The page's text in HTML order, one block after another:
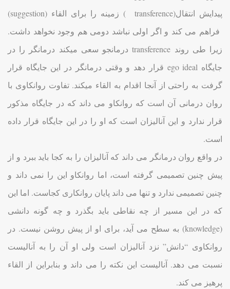
پیدایش انتقال(transference ) زمینه را برای القاء (suggestion)
فراهم می کند و اگر اولی نباشد دومی هم وجود نخواهد داشت.
زیرا طی روند transference درمانجو سعی میکند درمانگر را در
جایگاه ego ideal قرار دهد و وقتی درمانگر در این جایگاه قرار
گرفت به راحتی از آنجا اقدام به القاء میکند. تفاوت روانکاوی با
روان درمانی آن است که روانکاو می داند که در جایگاه مذکور
قرار ندارد و این آنالیزان است که او را در این جایگاه قرار داده
است.
در واقع روان درمانگر می داند که آنالیزان را به کجا باید ببرد و از
پیش چنین تصمیمی گرفته است، اما روانکاو این را نمی داند و
چنین تصمیمی ندارد و تنها می داند پایان روانکاری کجاست. اما این
که در این مسیر از چه نقاطی باید بگذرد و چه گونه دانشی
(knowledge) به سطح می آید، برای او از پیش روشن نیست. در
روانکاوی “دانش” نزد آنالیزان است ولی او آن را به آنالیست
نسبت می دهد. آنالیست این نکته را می داند و بنابراین از القاء
پرهیز می کند.